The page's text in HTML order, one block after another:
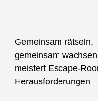
Gemeinsam rätseln,
gemeinsam
meistert Escape-
Herausforderungen